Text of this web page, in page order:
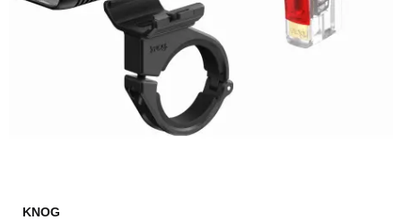
KNOG